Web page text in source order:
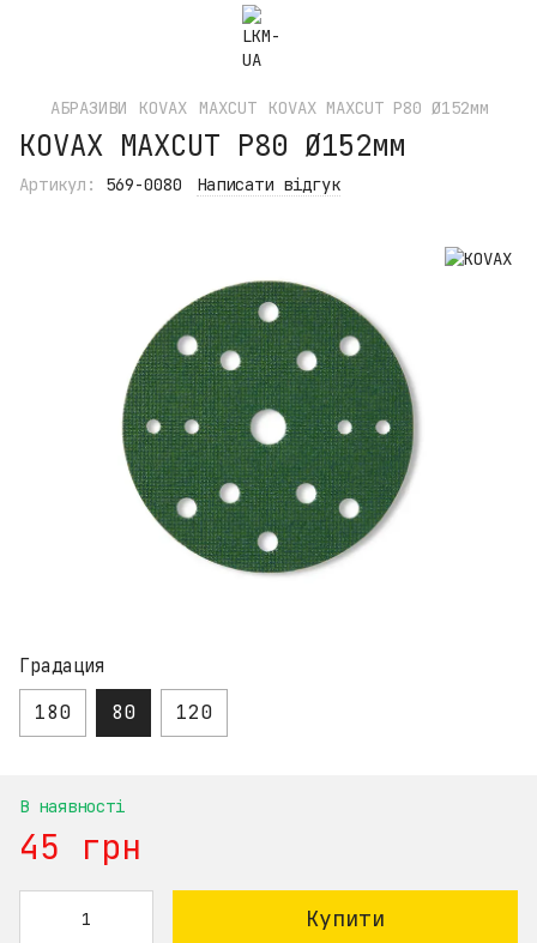
АБРАЗИВИ KOVAX MAXCUT KOVAX MAXCUT P80 Ø152мм
KOVAX MAXCUT P80 Ø152мм
Артикул: 569-0080 Написати відгук
Градация
180 80 120
В наявності
45 грн
Купити